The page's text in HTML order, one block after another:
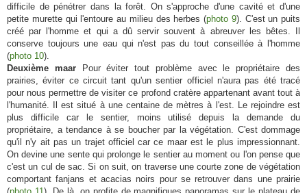
difficile de pénétrer dans la forêt. On s'approche d'une cavité et d'une
petite murette qui l'entoure au milieu des herbes (photo 9). C'est un puits
créé par l'homme et qui a dû servir souvent à abreuver les bêtes. Il
conserve toujours une eau qui n'est pas du tout conseillée à l'homme
(photo 10).
Deuxième maar Pour éviter tout problème avec le propriétaire des
prairies, éviter ce circuit tant qu'un sentier officiel n'aura pas été tracé
pour nous permettre de visiter ce profond cratère appartenant avant tout à
l'humanité. Il est situé à une centaine de mètres à l'est. Le rejoindre est
plus difficile car le sentier, moins utilisé depuis la demande du
propriétaire, a tendance à se boucher par la végétation. C'est dommage
qu'il n'y ait pas un trajet officiel car ce maar est le plus impressionnant.
On devine une sente qui prolonge le sentier au moment ou l'on pense que
c'est un cul de sac. Si on suit, on traverse une courte zone de végétation
comportant fanjans et acacias noirs pour se retrouver dans une prairie